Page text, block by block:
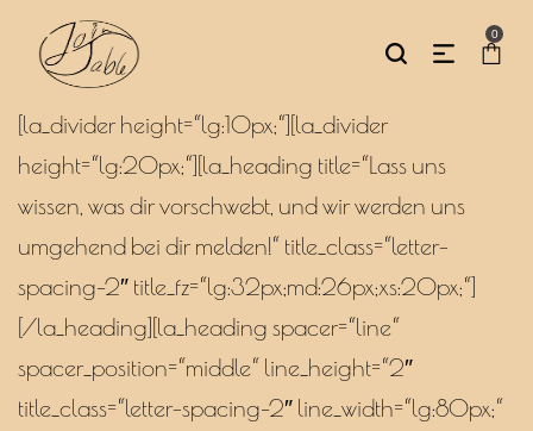
0
[la_divider height=“lg:10px;“][la_divider
height=“lg:20px;“][la_heading title=“Lass uns
wissen, was dir vorschwebt, und wir werden uns
umgehend bei dir melden!“ title_class=“letter-
spacing–2″ title_fz=“lg:32px;md:26px;xs:20px;“]
[/la_heading][la_heading spacer=“line“
spacer_position=“middle“ line_height=“2″
title_class=“letter-spacing–2″ line_width=“lg:80px;“